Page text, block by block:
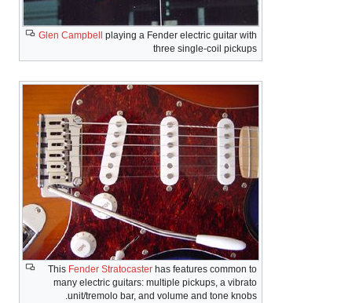
Glen Campbellplaying a Fender electric guitar with
three single-coil pickups
ThisFender Stratocasterhas features common to
many electric guitars: multiple pickups, a vibrato
unit/tremolo bar, and volume and tone knobs.